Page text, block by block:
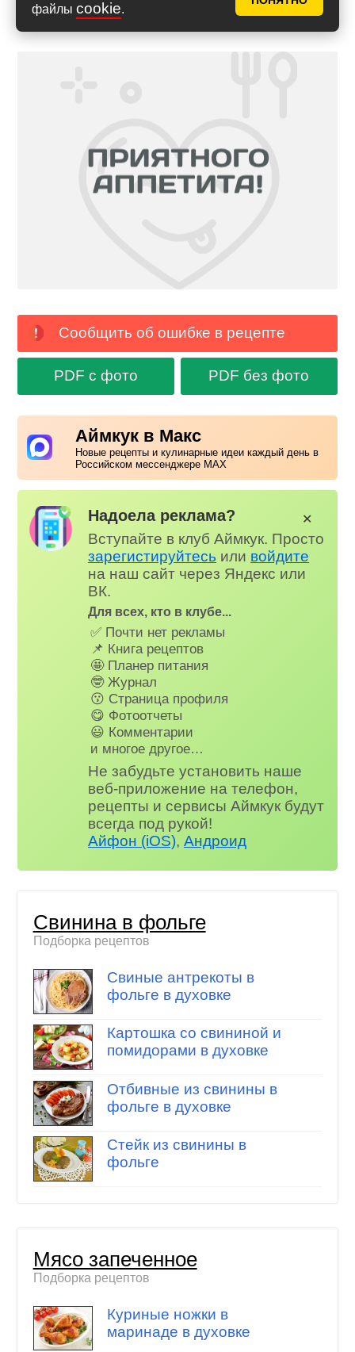
файлы cookie.
Сообщить об ошибке в рецепте
PDF с фото PDF без фото
Аймкук в Макс
Новые рецепты и кулинарные идеи каждый день в
Российском мессенджере MAX
Надоела реклама?
Вступайте в клуб Аймкук. Просто
зарегистируйтесь или войдите
на наш сайт через Яндекс или
ВК.
Для всех, кто в клубе...
✅ Почти нет рекламы
📌 Книга рецептов
🤩 Планер питания
🤓 Журнал
😗 Страница профиля
😋 Фотоотчеты
😃 Комментарии
и многое другое…
Не забудьте установить наше
веб-приложение на телефон,
рецепты и сервисы Аймкук будут
всегда под рукой!
Айфон (iOS),Андроид
✕
Свинина в фольге
Подборка рецептов
Свиные антрекоты в
фольге в духовке
Картошка со свининой и
помидорами в духовке
Отбивные из свинины в
фольге в духовке
Стейк из свинины в
фольге
Мясо запеченное
Подборка рецептов
Куриные ножки в
маринаде в духовке